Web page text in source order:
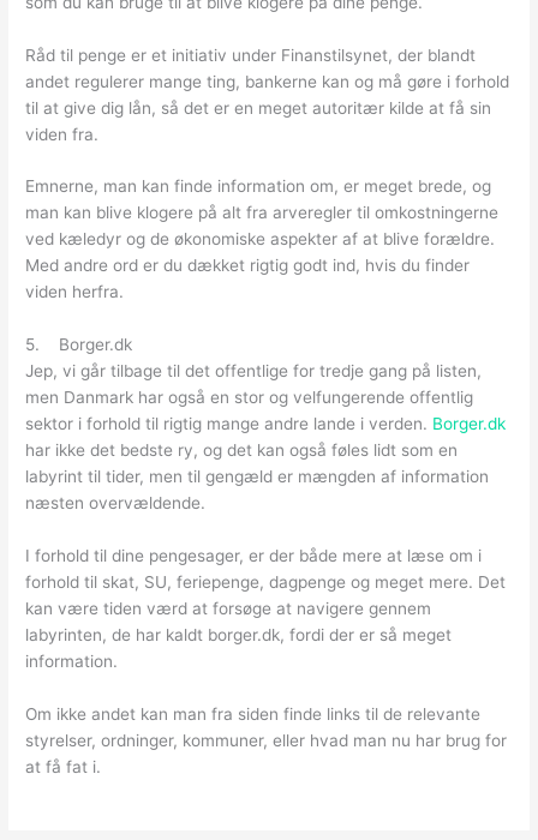
Råd til penge er et initiativ under Finanstilsynet, der blandt
andet regulerer mange ting, bankerne kan og må gøre i forhold
til at give dig lån, så det er en meget autoritær kilde at få sin
viden fra.
Emnerne, man kan finde information om, er meget brede, og
man kan blive klogere på alt fra arveregler til omkostningerne
ved kæledyr og de økonomiske aspekter af at blive forældre.
Med andre ord er du dækket rigtig godt ind, hvis du finder
viden herfra.
5. Borger.dk
Jep, vi går tilbage til det offentlige for tredje gang på listen,
men Danmark har også en stor og velfungerende offentlig
sektor i forhold til rigtig mange andre lande i verden. Borger.dk
har ikke det bedste ry, og det kan også føles lidt som en
labyrint til tider, men til gengæld er mængden af information
næsten overvældende.
I forhold til dine pengesager, er der både mere at læse om i
forhold til skat, SU, feriepenge, dagpenge og meget mere. Det
kan være tiden værd at forsøge at navigere gennem
labyrinten, de har kaldt borger.dk, fordi der er så meget
information.
Om ikke andet kan man fra siden finde links til de relevante
styrelser, ordninger, kommuner, eller hvad man nu har brug for
at få fat i.